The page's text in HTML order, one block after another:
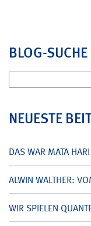
BLOG-SUCHE
nach:
NEUESTE
DAS WAR MATA HARI
ALWIN WALTHER:
WIR SPIELEN